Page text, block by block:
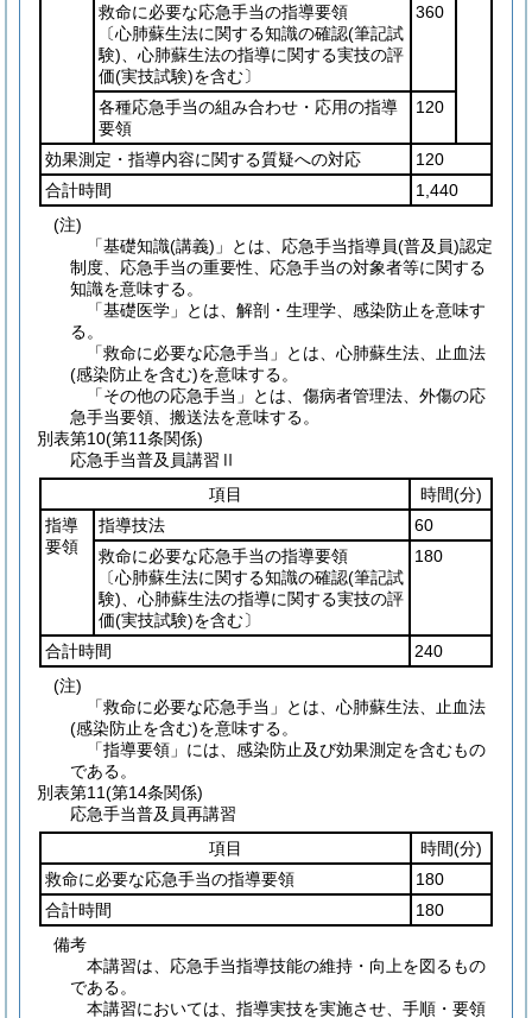
救命に必要な応急手当の指導要領
〔心肺蘇生法に関する知識の確認(筆記試
験) 、心肺蘇生法の指導に関する実技の評
価(実技試験)を含む〕
360
各種応急手当の組み合わせ・応用の指導
要領
120
効果測定・指導内容に関する質疑への対応
120
合計時間
1,440
(注)
「基礎知識(講義)」とは、応急手当指導員(普及員)認定
制度、応急手当の重要性、応急手当の対象者等に関する
知識を意味する。
「基礎医学」とは、解剖・生理学、感染防止を意味す
る。
「救命に必要な応急手当」とは、心肺蘇生法、止血法
(感染防止を含む)を意味する。
「その他の応急手当」とは、傷病者管理法、外傷の応
急手当要領、搬送法を意味する。
別表第10(第11条関係)
応急手当普及員講習Ⅱ
項目
時間(分)
指導
要領
指導技法
60
救命に必要な応急手当の指導要領
〔心肺蘇生法に関する知識の確認(筆記試
験) 、心肺蘇生法の指導に関する実技の評
価(実技試験)を含む〕
180
合計時間
240
(注)
「救命に必要な応急手当」とは、心肺蘇生法、止血法
(感染防止を含む)を意味する。
「指導要領」には、感染防止及び効果測定を含むもの
である。
別表第11(第14条関係)
応急手当普及員再講習
項目
時間(分)
救命に必要な応急手当の指導要領
180
合計時間
180
備考
本講習は、応急手当指導技能の維持・向上を図るもの
である。
本講習においては、指導実技を実施させ、手順・要領